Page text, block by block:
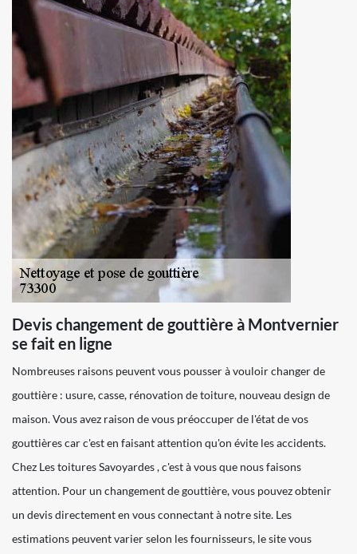
Devis changement de gouttière à Montvernier
se fait en ligne
Nombreuses raisons peuvent vous pousser à vouloir changer de
gouttière : usure, casse, rénovation de toiture, nouveau design de
maison. Vous avez raison de vous préoccuper de l'état de vos
gouttières car c'est en faisant attention qu'on évite les accidents.
Chez Les toitures Savoyardes , c'est à vous que nous faisons
attention. Pour un changement de gouttière, vous pouvez obtenir
un devis directement en vous connectant à notre site. Les
estimations peuvent varier selon les fournisseurs, le site vous